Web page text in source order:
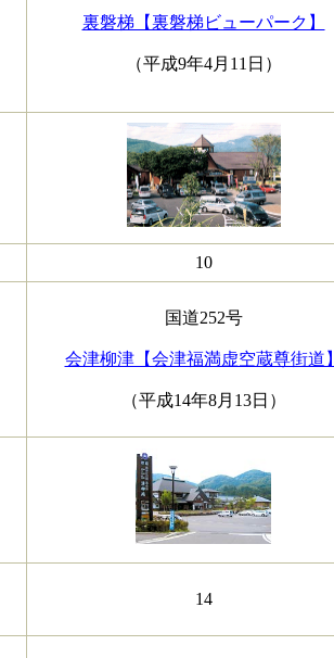
裏磐梯【裏磐梯ビューパーク】
（平成9年4月11日）
10
国道252号
会津柳津【会津福満虚空蔵尊街道】
（平成14年8月13日）
14